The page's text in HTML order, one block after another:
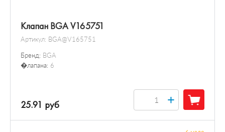
Клапан BGA V165751
Артикул: BGA@V165751
Бренд: BGA
�лапана: 6
25.91 руб +